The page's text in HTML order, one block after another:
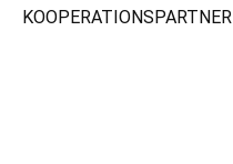
KOOPERATIONSPARTNER